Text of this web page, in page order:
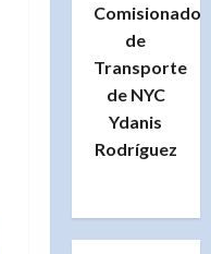
LinkedIn
Comisionado
de
Transporte
de NYC
Ydanis
Rodríguez